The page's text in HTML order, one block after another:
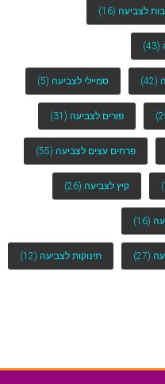
לצביעה (16)
(43)
(42) סמיילי לצביעה (5)
פורים לצביעה (31)
פרחים עצים לצביעה (55)
קיץ לצביעה (26)
(16)
(27) תינוקות לצביעה (12)